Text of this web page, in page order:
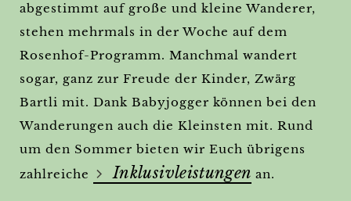
abgestimmt auf große und kleine Wanderer,
stehen mehrmals in der Woche auf dem
Rosenhof-Programm. Manchmal wandert
sogar, ganz zur Freude der Kinder, Zwärg
Bartli mit. Dank Babyjogger können bei den
Wanderungen auch die Kleinsten mit. Rund
um den Sommer bieten wir Euch übrigens
zahlreiche
Inklusivleistungen an.